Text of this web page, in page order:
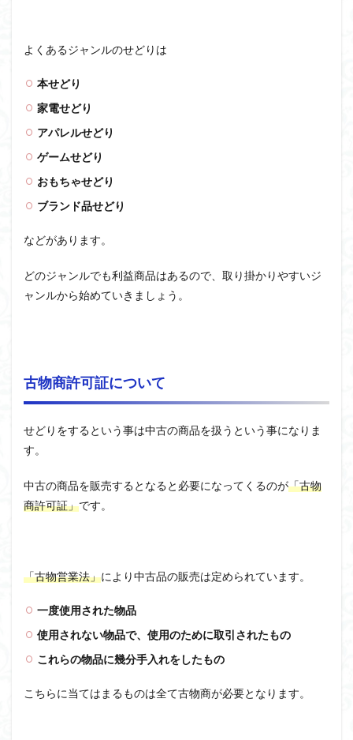
よくあるジャンルのせどりは
本せどり
家電せどり
アパレルせどり
ゲームせどり
おもちゃせどり
ブランド品せどり
などがあります。
どのジャンルでも利益商品はあるので、取り掛かりやすいジ
ャンルから始めていきましょう。
古物商許可証について
せどりをするという事は中古の商品を扱うという事になりま
す。
中古の商品を販売するとなると必要になってくるのが「古物
商許可証」です。
「古物営業法」により中古品の販売は定められています。
一度使用された物品
使用されない物品で、使用のために取引されたもの
これらの物品に幾分手入れをしたもの
こちらに当てはまるものは全て古物商が必要となります。